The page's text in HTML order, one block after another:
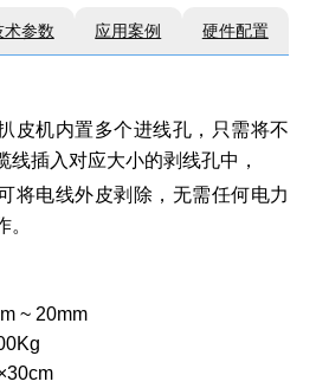
术参数 应用案例 硬件配置
皮机内置多个进线孔，只需将不
线插入对应大小的剥线孔中，
将电线外皮剥除，无需任何电力
~ 20mm